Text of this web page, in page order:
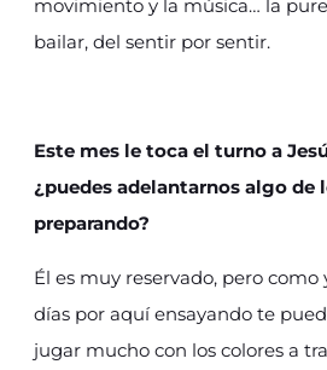
movimiento y la música… la
bailar, del sentir por sentir.
Este mes le toca el turno a
¿puedes adelantarnos algo de
preparando?
Él es muy reservado, pero como
días por aquí ensayando te
jugar mucho con los colores a